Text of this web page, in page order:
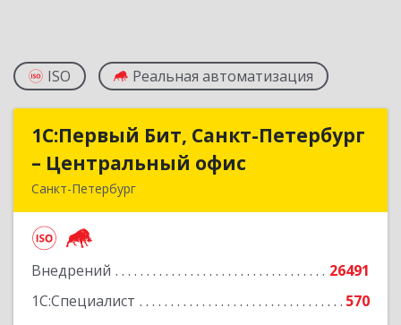
ISO Реальная автоматизация
1С:Первый Бит, Санкт-Петербург
– Центральный офис
Санкт-Петербург
Внедрений
26491
1С:Специалист
570
1С:Первый Бит, Санкт-Петербург
– Центральный офис